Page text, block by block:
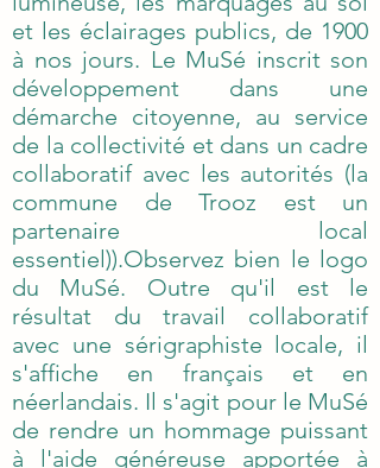
éclairages publics, de 1900 à nos
jours. Le MuSé inscrit son
développement dans une démarche
citoyenne, au service de la
collectivité et dans un cadre
collaboratif avec les autorités (la
commune de Trooz est un partenaire
local essentiel)).
Observez bien le logo du MuSé.
Outre qu'il est le résultat du travail
collaboratif avec une sérigraphiste
locale, il s'affiche en français et en
néerlandais. Il s'agit pour le MuSé de
et les éclairages publics, de 1900
à nos jours. Le MuSé inscrit son
développement dans une
démarche citoyenne, au service
de la collectivité et dans un cadre
collaboratif avec les autorités (la
commune de Trooz est un
partenaire local
essentiel)).Observez bien le logo
du MuSé. Outre qu'il est le
résultat du travail collaboratif
avec une sérigraphiste locale, il
s'affiche en français et en
néerlandais. Il s'agit pour le MuSé
de rendre un hommage puissant
à l'aide généreuse apportée à